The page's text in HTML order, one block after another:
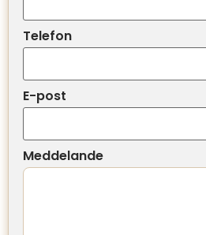
Telefon
E-post
Meddelande